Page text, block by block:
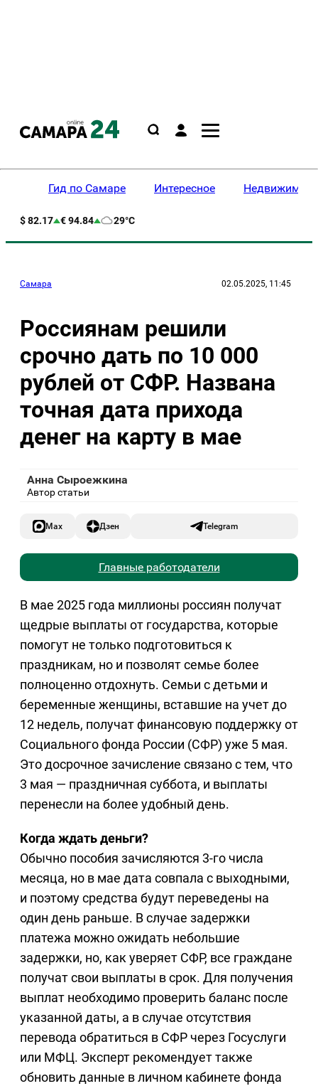
Гид по Самаре Интересное
$ 82.17 € 94.84 29°C
Самара 02.05.2025, 11:45
Россиянам решили
срочно дать по 10 000
рублей от СФР. Названа
точная дата прихода
денег на карту в мае
Анна Сыроежкина
Автор статьи
Max Дзен Telegram
Главные работодатели
В мае 2025 года миллионы россиян получат
щедрые выплаты от государства, которые
помогут не только подготовиться к
праздникам, но и позволят семье более
полноценно отдохнуть. Семьи с детьми и
беременные женщины, вставшие на учет до
12 недель, получат финансовую поддержку от
Социального фонда России (СФР) уже 5 мая.
Это досрочное зачисление связано с тем, что
3 мая — праздничная суббота, и выплаты
перенесли на более удобный день.
Когда ждать деньги?
Обычно пособия зачисляются 3-го числа
месяца, но в мае дата совпала с выходными,
и поэтому средства будут переведены на
один день раньше. В случае задержки
платежа можно ожидать небольшие
задержки, но, как уверяет СФР, все граждане
получат свои выплаты в срок. Для получения
выплат необходимо проверить баланс после
указанной даты, а в случае отсутствия
перевода обратиться в СФР через Госуслуги
или МФЦ. Эксперт рекомендует также
обновить данные в личном кабинете фонда